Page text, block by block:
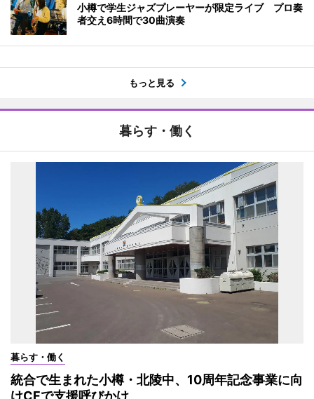
小樽で学生ジャズプレーヤーが限定ライブ プロ奏
者交え6時間で30曲演奏
もっと見る
暮らす・働く
暮らす・働く
統合で生まれた小樽・北陵中、10周年記念事業に向
けCFで支援呼びかけ